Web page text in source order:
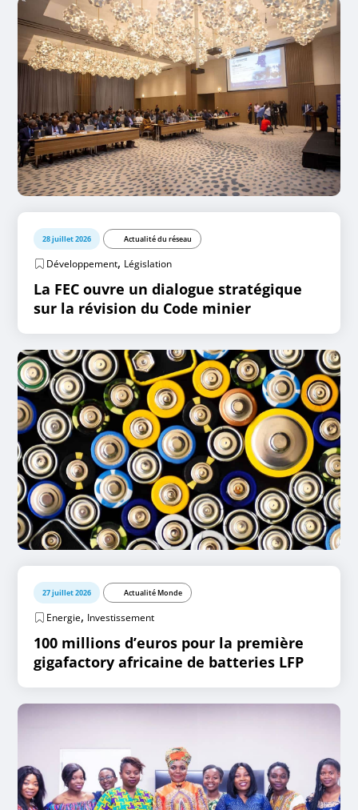
28 juillet 2026 Actualité du réseau
Développement, Législation
La FEC ouvre un dialogue stratégique
sur la révision du Code minier
27 juillet 2026 Actualité Monde
Energie, Investissement
100 millions d’euros pour la première
gigafactory africaine de batteries LFP